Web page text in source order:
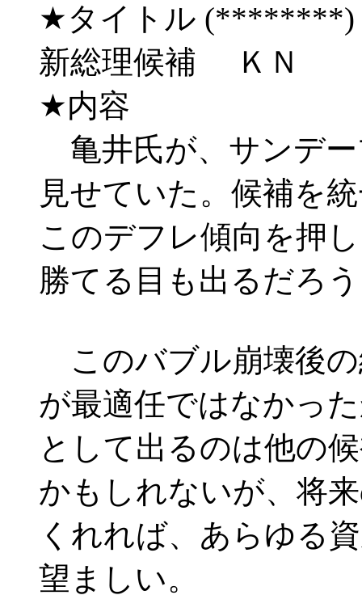
★タイトル (********)
新総理候補 ＫＮ
★内容
亀井氏が、サンデ
見せていた。候補を
このデフレ傾向を押
勝てる目も出るだろ
このバブル崩壊後の
が最適任ではなかっ
として出るのは他の
かもしれないが、将
くれれば、あらゆる
望ましい。